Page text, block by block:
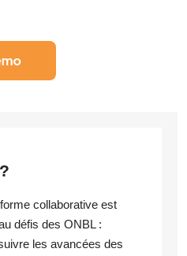
collaborative est
défis des ONBL :
les avancées des